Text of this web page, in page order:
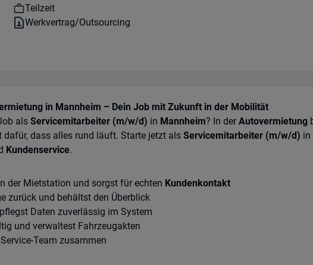
Workhours:
Teilzeit
Vertragsart:
Werkvertrag/Outsourcing
in Mannheim – Dein Job mit Zukunft in der Mobilität
als Servicemitarbeiter (m/w/d) in Mannheim? In der Autovermietung
dass alles rund läuft. Starte jetzt als Servicemitarbeiter (m/w/d) in
Kundenservice.
der Mietstation und sorgst für echten Kundenkontakt
zurück und behältst den Überblick
Daten zuverlässig im System
und verwaltest Fahrzeugakten
Team zusammen